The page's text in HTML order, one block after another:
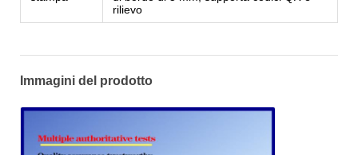
rilievo
Immagini del prodotto